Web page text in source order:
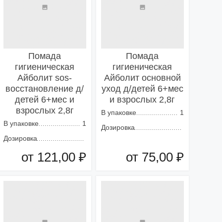
Помада
гигиеническая
Айболит sos-
восстановление д/
детей 6+мес и
взрослых 2,8г
В упаковке
1
Дозировка
от 121,00 ₽
Помада
гигиеническая
Айболит основной
уход д/детей 6+мес
и взрослых 2,8г
В упаковке
1
Дозировка
от 75,00 ₽